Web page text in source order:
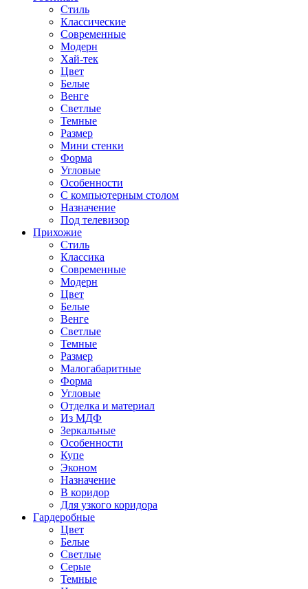
Стиль
Классические
Современные
Модерн
Хай-тек
Цвет
Белые
Венге
Светлые
Темные
Размер
Мини стенки
Форма
Угловые
Особенности
С компьютерным столом
Назначение
Под телевизор
Прихожие
Стиль
Классика
Современные
Модерн
Цвет
Белые
Венге
Светлые
Темные
Размер
Малогабаритные
Форма
Угловые
Отделка и материал
Из МДФ
Зеркальные
Особенности
Купе
Эконом
Назначение
В коридор
Для узкого коридора
Гардеробные
Цвет
Белые
Светлые
Серые
Темные